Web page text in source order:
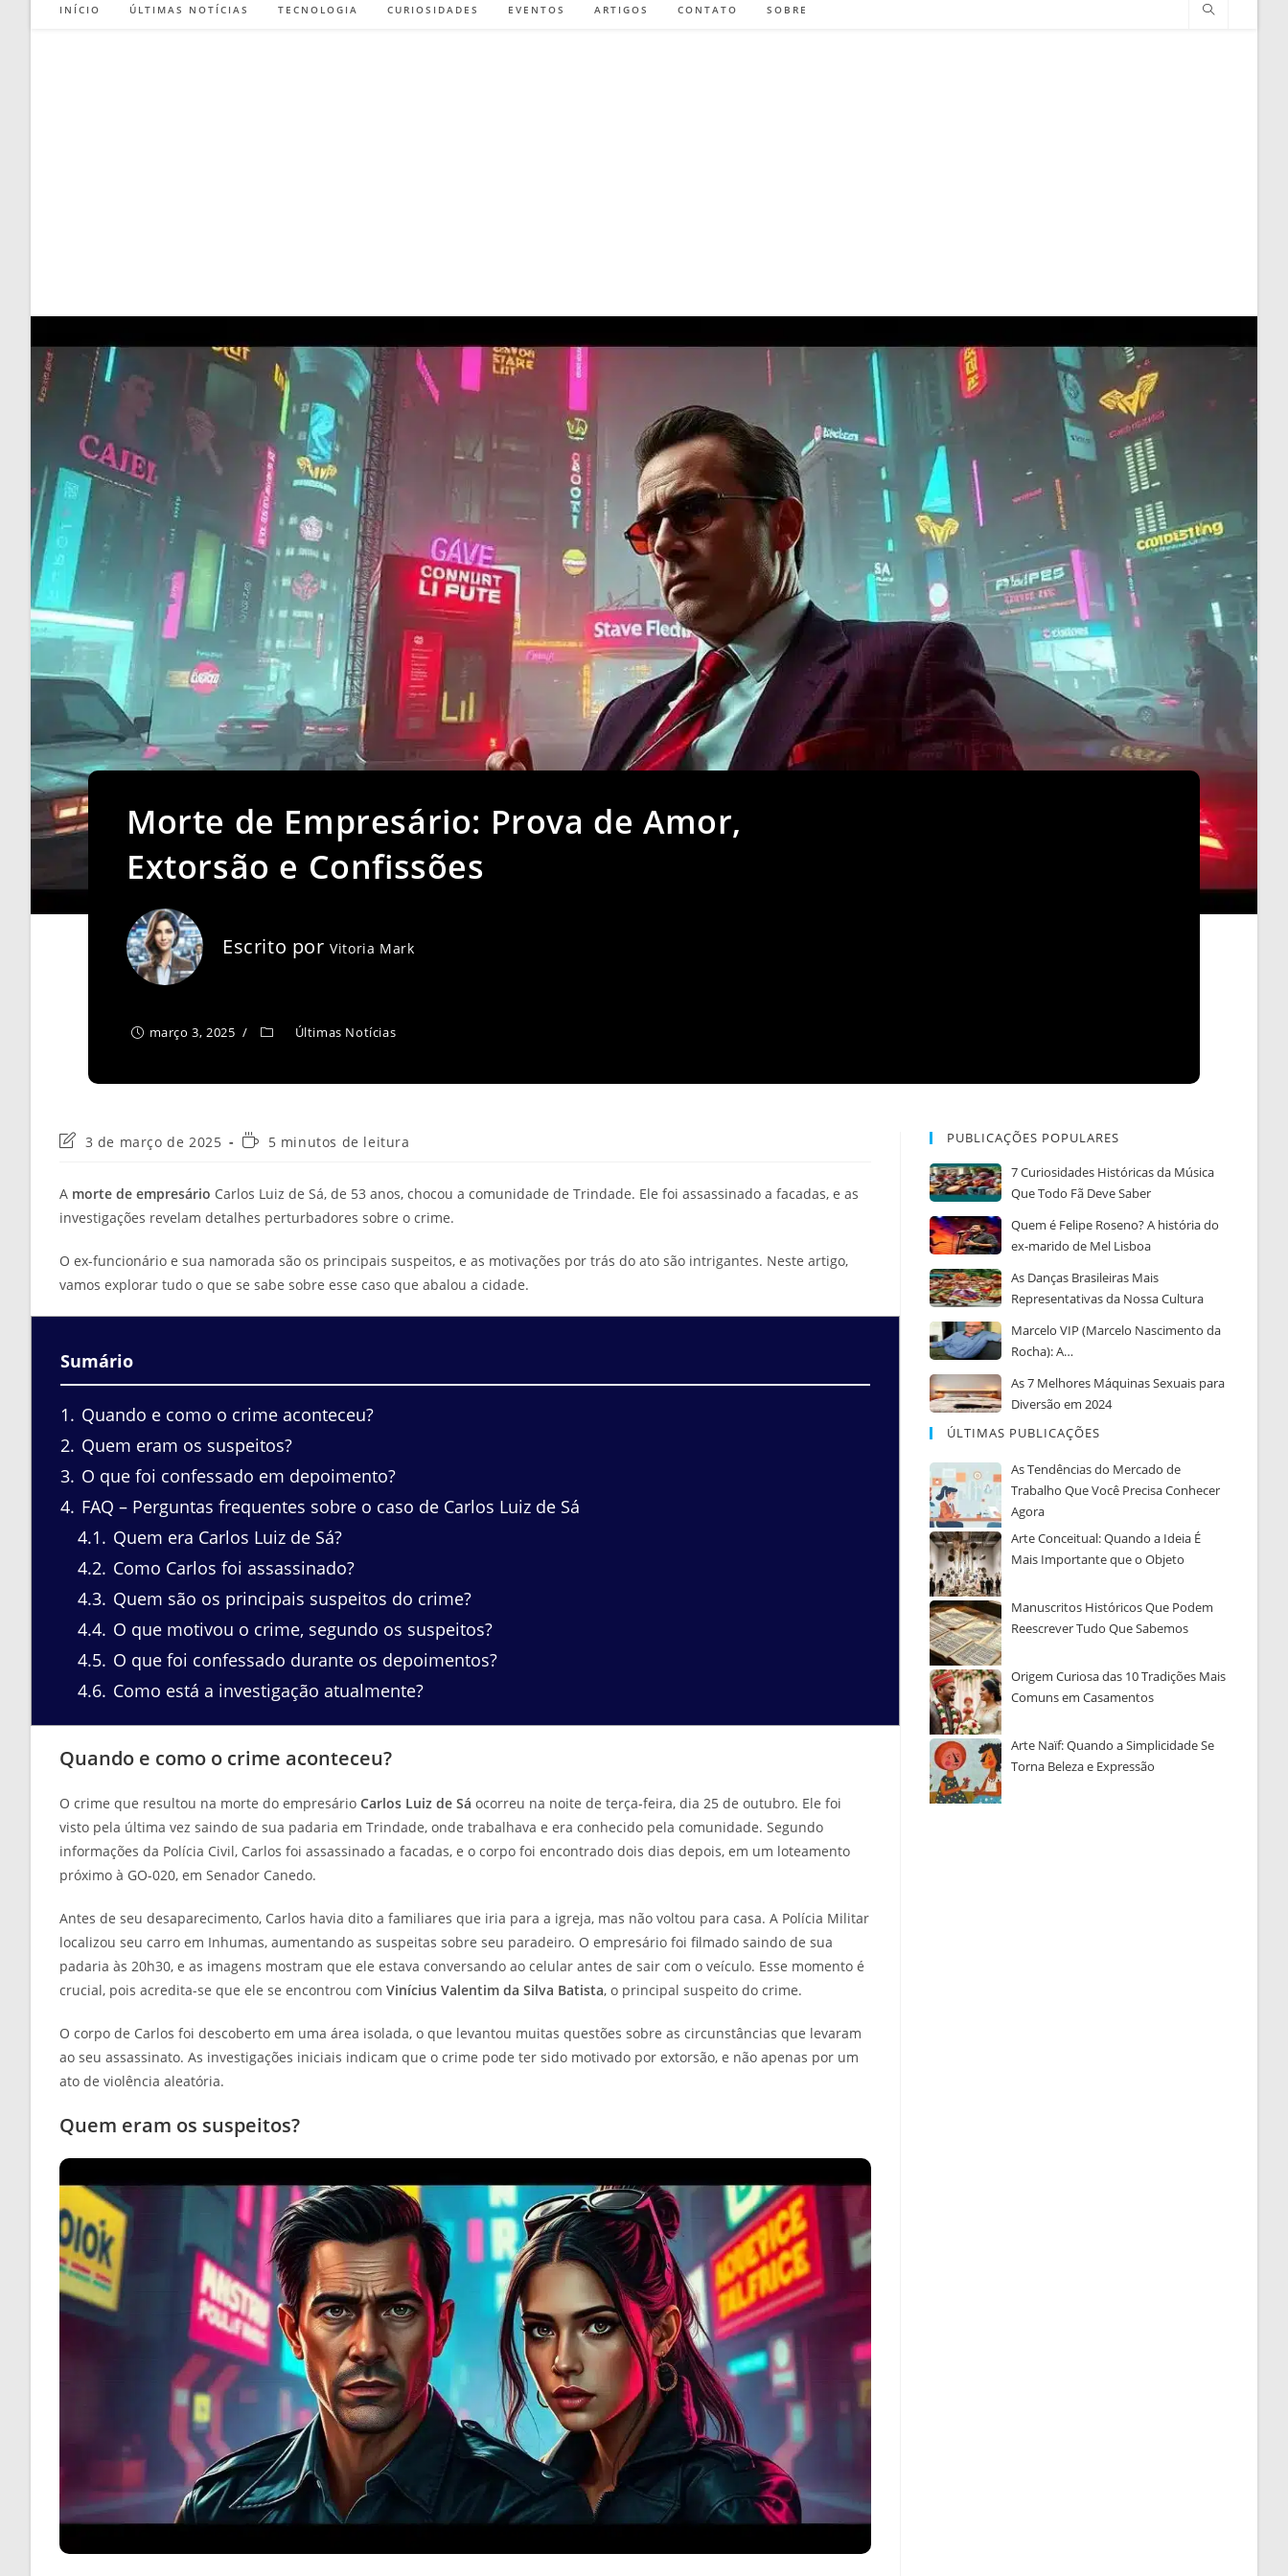
INÍCIO ÚLTIMAS NOTÍCIAS TECNOLOGIA CURIOSIDADES EVENTOS ARTIGOS CONTATO SOBRE
Morte de Empresário: Prova de Amor,
Extorsão e Confissões
Escrito porVitoria Mark
março 3, 2025 Últimas Notícias
Última
post:
3 de março de 2025
Tempo5 minutos de leitura
A morte de empresário Carlos Luiz de Sá, de 53 anos, chocou a comunidade de Trindade. Ele foi assassinado a facadas, e as
investigações revelam detalhes perturbadores sobre o crime.
O ex-funcionário e sua namorada são os principais suspeitos, e as motivações por trás do ato são intrigantes. Neste artigo,
vamos explorar tudo o que se sabe sobre esse caso que abalou a cidade.
Sumário
1
Quando e como o crime aconteceu?
2 Quem eram os suspeitos?
3 O que foi confessado em depoimento?
4 FAQ – Perguntas frequentes sobre o caso de Carlos Luiz de Sá
4.1
Quem era Carlos Luiz de Sá?
4.2 Como Carlos foi assassinado?
4.3 Quem são os principais suspeitos do crime?
4.4 O que motivou o crime, segundo os suspeitos?
4.5 O que foi confessado durante os depoimentos?
4.6 Como está a investigação atualmente?
Quando e como o crime aconteceu?
O crime que resultou na morte do empresário Carlos Luiz de Sá ocorreu na noite de terça-feira, dia 25 de outubro. Ele foi
visto pela última vez saindo de sua padaria em Trindade, onde trabalhava e era conhecido pela comunidade. Segundo
informações da Polícia Civil, Carlos foi assassinado a facadas, e o corpo foi encontrado dois dias depois, em um loteamento
próximo à GO-020, em Senador Canedo.
Antes de seu desaparecimento, Carlos havia dito a familiares que iria para a igreja, mas não voltou para casa. A Polícia Militar
localizou seu carro em Inhumas, aumentando as suspeitas sobre seu paradeiro. O empresário foi filmado saindo de sua
padaria às 20h30, e as imagens mostram que ele estava conversando ao celular antes de sair com o veículo. Esse momento é
crucial, pois acredita-se que ele se encontrou com Vinícius Valentim da Silva Batista, o principal suspeito do crime.
O corpo de Carlos foi descoberto em uma área isolada, o que levantou muitas questões sobre as circunstâncias que levaram
ao seu assassinato. As investigações iniciais indicam que o crime pode ter sido motivado por extorsão, e não apenas por um
ato de violência aleatória.
Quem eram os suspeitos?
PUBLICAÇÕES POPULARES
7 Curiosidades Históricas da Música
Que Todo Fã Deve Saber
Quem é Felipe Roseno? A história do
ex-marido de Mel Lisboa
As Danças Brasileiras Mais
Representativas da Nossa Cultura
Marcelo VIP (Marcelo Nascimento da
Rocha): A…
As 7 Melhores Máquinas Sexuais para
Diversão em 2024
ÚLTIMAS PUBLICAÇÕES
As Tendências do Mercado de
Trabalho Que Você Precisa Conhecer
Agora
Arte Conceitual: Quando a Ideia É
Mais Importante que o Objeto
Manuscritos Históricos Que Podem
Reescrever Tudo Que Sabemos
Origem Curiosa das 10 Tradições Mais
Comuns em Casamentos
Arte Naïf: Quando a Simplicidade Se
Torna Beleza e Expressão